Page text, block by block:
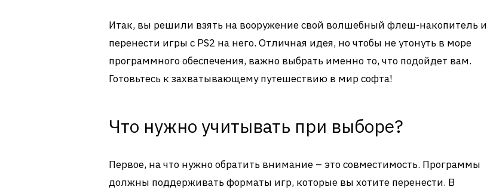
Итак, вы решили взять на вооружение свой волшебный флеш-накопитель и
перенести игры с PS2 на него. Отличная идея, но чтобы не утонуть в море
программного обеспечения, важно выбрать именно то, что подойдет вам.
Готовьтесь к захватывающему путешествию в мир софта!
Что нужно учитывать при выборе?
Первое, на что нужно обратить внимание – это совместимость. Программы
должны поддерживать форматы игр, которые вы хотите перенести. В